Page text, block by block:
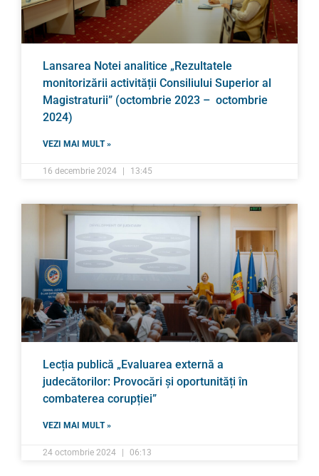
Lansarea Notei analitice „Rezultatele
monitorizării activității Consiliului Superior al
Magistraturii” (octombrie 2023 – octombrie
2024)
VEZI MAI MULT »
16 decembrie 2024 13:45
Lecția publică „Evaluarea externă a
judecătorilor: Provocări și oportunități în
combaterea corupției”
VEZI MAI MULT »
24 octombrie 2024 06:13